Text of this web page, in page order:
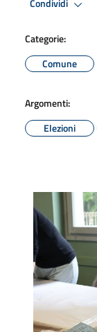
Condividi
Categorie:
Comune
Argomenti:
Elezioni